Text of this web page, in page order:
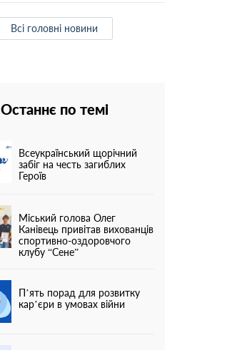
Всі головні новини
Останнє по темі
Всеукраїнський щорічний
забіг на честь загиблих
Героїв
Міський голова Олег
Канівець привітав вихованців
спортивно-оздоровчого
клубу “Сене”
П’ять порад для розвитку
кар’єри в умовах війни